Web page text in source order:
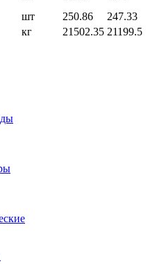
шт 250.86
247.33
кг 21502.35 21199.5